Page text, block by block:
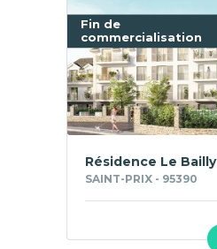
Fin de
commercialisation
Résidence Le Bailly
SAINT-PRIX - 95390